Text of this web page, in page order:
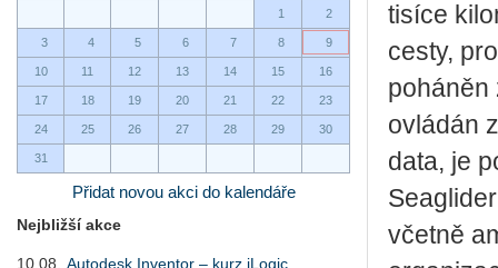
1
2
3 4 5 6 7 8 9
10 11 12 13 14 15 16
17 18 19 20 21 22 23
24 25 26 27 28 29 30
31
Přidat novou akci do kalendáře
Nejbližší akce
10.08.
Autodesk Inventor – kurz iLogic
tisíce
cesty,
poháněn
ovládán
data, je
včetně